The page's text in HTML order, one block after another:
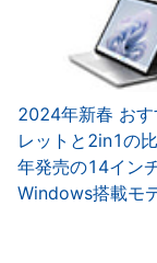
2024年新春 お
レットと2in1の
年発売の14イン
Windows搭載モ